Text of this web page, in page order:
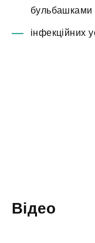
бульбашками
інфекційних
Відео